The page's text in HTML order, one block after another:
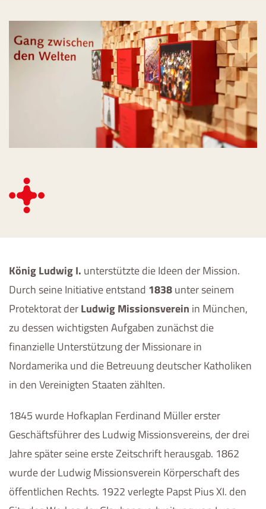
König Ludwig I. unterstützte die Ideen der Mission.
Durch seine Initiative entstand 1838unter seinem
Protektorat derLudwig Missionsverein in München,
zu dessen wichtigsten Aufgaben zunächst die
finanzielle Unterstützung der Missionare in
Nordamerika und die Betreuung deutscher Katholiken
in den Vereinigten Staaten zählten.
1845 wurde Hofkaplan Ferdinand Müller erster
Geschäftsführer des Ludwig Missionsvereins, der drei
Jahre später seine erste Zeitschrift herausgab. 1862
wurde der Ludwig Missionsverein Körperschaft des
öffentlichen Rechts. 1922 verlegte Papst Pius XI. den